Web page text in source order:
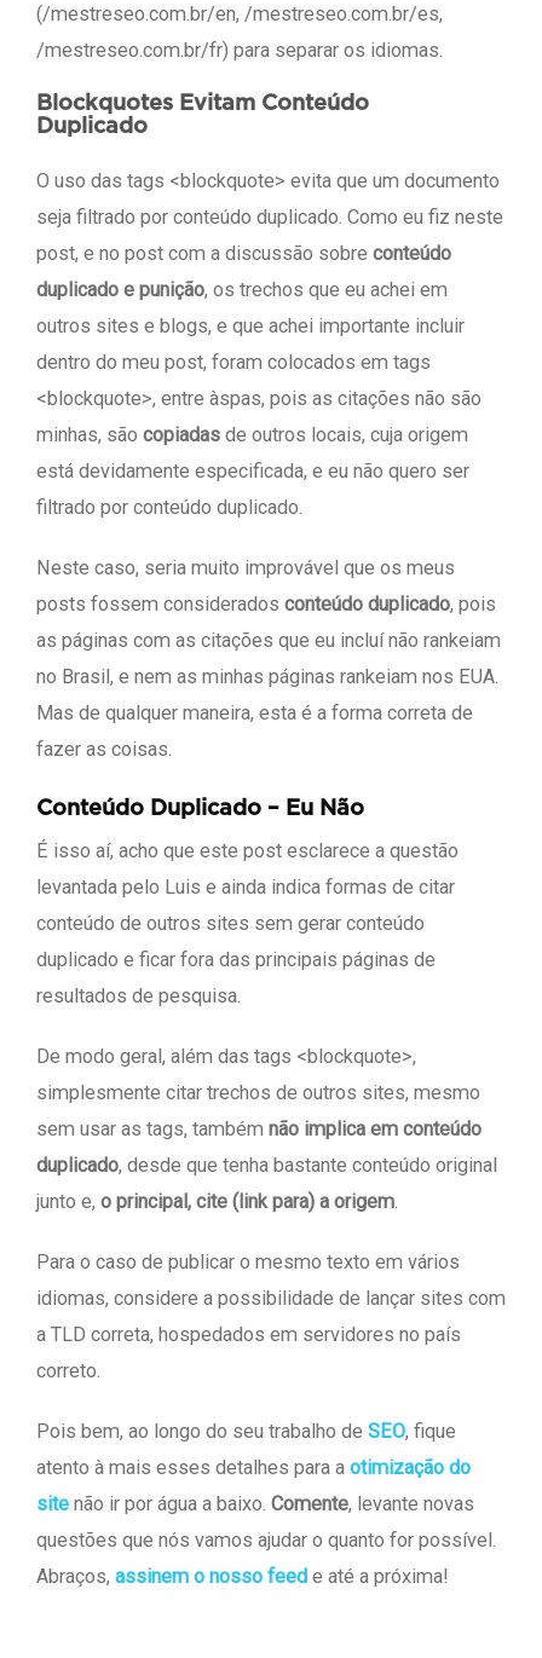
(/mestreseo.com.br/en, /mestreseo.com.br/es,
/mestreseo.com.br/fr) para separar os idiomas.
Blockquotes Evitam Conteúdo
Duplicado
O uso das tags <blockquote> evita que um documento
seja filtrado por conteúdo duplicado. Como eu fiz neste
post, e no post com a discussão sobre conteúdo
duplicado e punição, os trechos que eu achei em
outros sites e blogs, e que achei importante incluir
dentro do meu post, foram colocados em tags
<blockquote>, entre àspas, pois as citações não são
minhas, são copiadas de outros locais, cuja origem
está devidamente especificada, e eu não quero ser
filtrado por conteúdo duplicado.
Neste caso, seria muito improvável que os meus
posts fossem considerados conteúdo duplicado, pois
as páginas com as citações que eu incluí não rankeiam
no Brasil, e nem as minhas páginas rankeiam nos EUA.
Mas de qualquer maneira, esta é a forma correta de
fazer as coisas.
Conteúdo Duplicado – Eu Não
É isso aí, acho que este post esclarece a questão
levantada pelo Luis e ainda indica formas de citar
conteúdo de outros sites sem gerar conteúdo
duplicado e ficar fora das principais páginas de
resultados de pesquisa.
De modo geral, além das tags <blockquote>,
simplesmente citar trechos de outros sites, mesmo
sem usar as tags, também não implica em conteúdo
duplicado, desde que tenha bastante conteúdo original
junto e, o principal, cite (link para) a origem.
Para o caso de publicar o mesmo texto em vários
idiomas, considere a possibilidade de lançar sites com
a TLD correta, hospedados em servidores no país
correto.
Pois bem, ao longo do seu trabalho de SEO, fique
atento à mais esses detalhes para a otimização do
site não ir por água a baixo. Comente, levante novas
questões que nós vamos ajudar o quanto for possível.
Abraços, assinem o nosso feed e até a próxima!